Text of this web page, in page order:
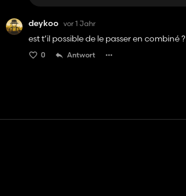
deykoo vor 1 Jahr
est t’il possible de le passer en combiné ?
0 Antwort